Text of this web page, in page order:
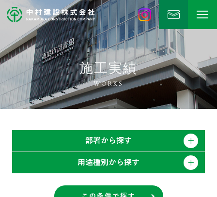
中村建設
公式Instagram
施工実績
WORKS
部署から探す
用途種別から探す